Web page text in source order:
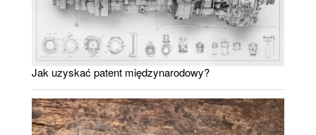
Jak uzyskać patent międzynarodowy?